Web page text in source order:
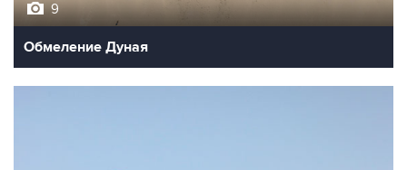
9
Обмеление Дуная